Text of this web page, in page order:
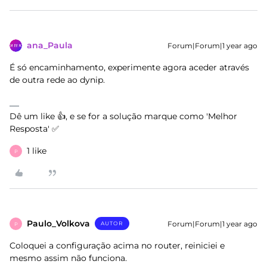
ana_Paula Forum|Forum|1 year ago
É só encaminhamento, experimente agora aceder através
de outra rede ao dynip.
Dê um like 👍, e se for a solução marque como 'Melhor
Resposta' ✅
P 1 like
P Paulo_Volkova AUTOR Forum|Forum|1 year ago
Coloquei a configuração acima no router, reiniciei e
mesmo assim não funciona.